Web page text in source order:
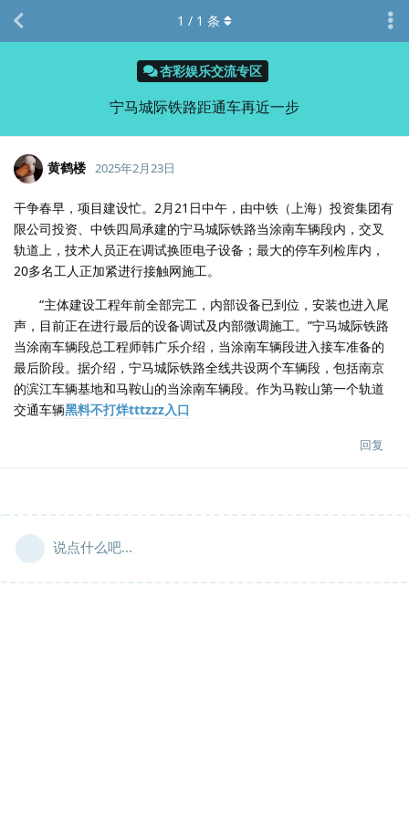
杏彩娱乐交流专区
宁马城际铁路距通车再近一步
1 / 1 条
黄鹤楼 2025年2月23日
干争春早，项目建设忙。2月21日中午，由中铁（上海）投资集团有
限公司投资、中铁四局承建的宁马城际铁路当涂南车辆段内，交叉
轨道上，技术人员正在调试换匝电子设备；最大的停车列检库内，
20多名工人正加紧进行接触网施工。
“主体建设工程年前全部完工，内部设备已到位，安装也进入尾
声，目前正在进行最后的设备调试及内部微调施工。”宁马城际铁路
当涂南车辆段总工程师韩广乐介绍，当涂南车辆段进入接车准备的
最后阶段。据介绍，宁马城际铁路全线共设两个车辆段，包括南京
的滨江车辆基地和马鞍山的当涂南车辆段。作为马鞍山第一个轨道
交通车辆黑料不打烊tttzzz入口
回复
说点什么吧...